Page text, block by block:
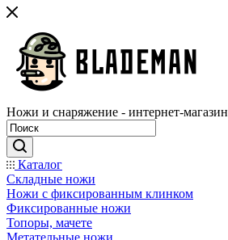
Ножи и снаряжение - интернет-магазин
Каталог
Складные ножи
Ножи с фиксированным клинком
Фиксированные ножи
Топоры, мачете
Метательные ножи